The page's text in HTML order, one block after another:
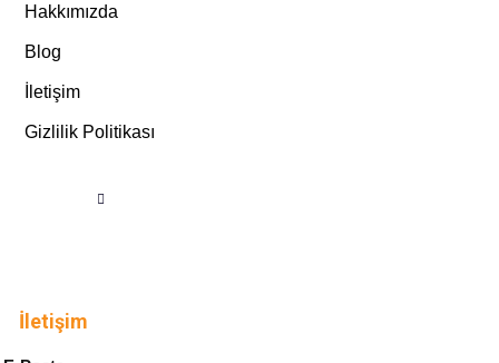
Hakkımızda
Blog
İletişim
Gizlilik Politikası
İletişim